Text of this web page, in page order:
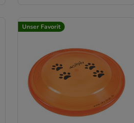
Unser Favorit